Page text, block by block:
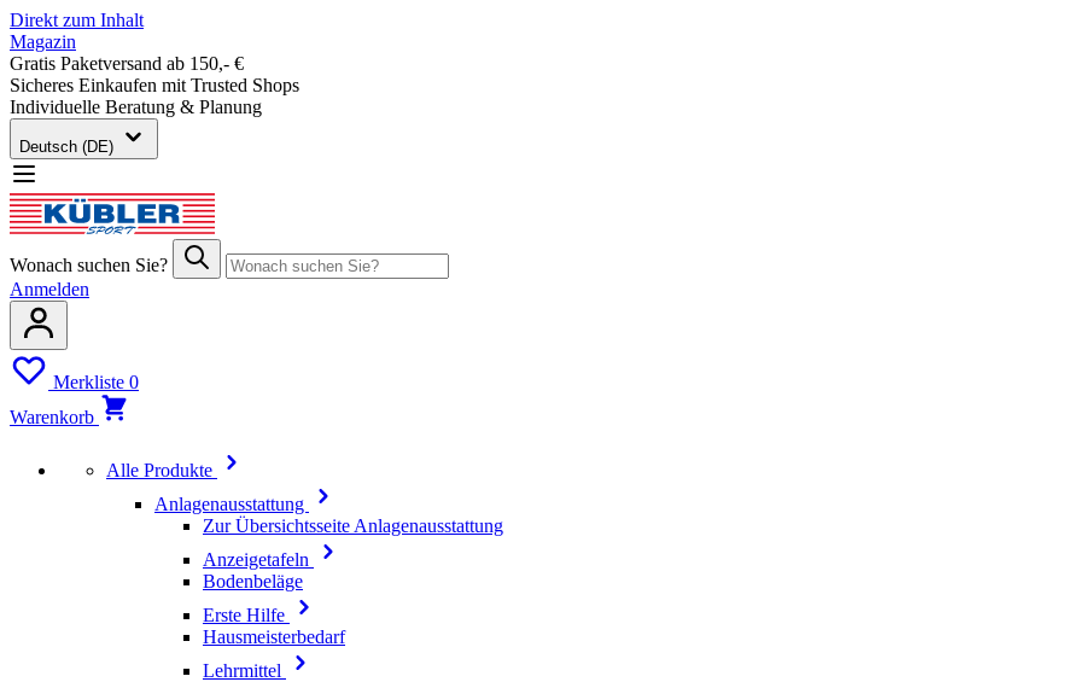
Direkt zum Inhalt
Magazin
Gratis Paketversand ab 150,- €
Sicheres Einkaufen mit Trusted Shops
Individuelle Beratung & Planung
Deutsch (DE)
Wonach suchen Sie?
Anmelden
Merkliste 0
Warenkorb
Alle Produkte
Anlagenausstattung
Zur Übersichtsseite Anlagenausstattung
Anzeigetafeln
Bodenbeläge
Erste Hilfe
Hausmeisterbedarf
Lehrmittel